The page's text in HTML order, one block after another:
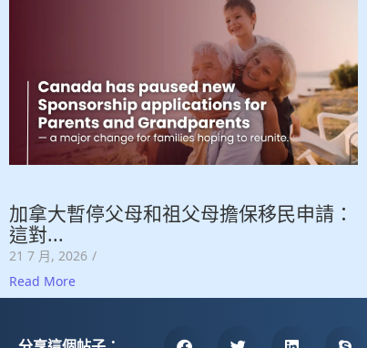
加拿大暫停父母和祖父母擔保移民申請：
這對...
21 7 月, 2026 /
Read More